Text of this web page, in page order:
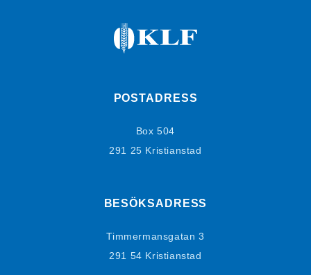
POSTADRESS
Box 504
291 25 Kristianstad
BESÖKSADRESS
Timmermansgatan 3
291 54 Kristianstad